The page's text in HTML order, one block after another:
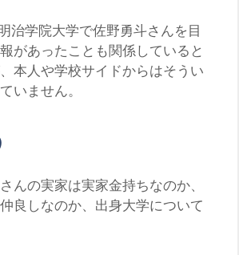
治学院大学で佐野勇斗さんを目
があったことも関係していると
本人や学校サイドからはそうい
いません。
んの実家は実家金持ちなのか、
良しなのか、出身大学について